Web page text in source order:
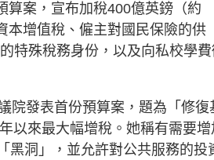
算案，宣布加稅400億英鎊（約
本增值稅、僱主對國民保險的供
特殊稅務身份，以及向私校學
院發表首份預算案，題為「修復
以來最大幅增稅。她稱有需要增
黑洞」，並允許對公共服務的投